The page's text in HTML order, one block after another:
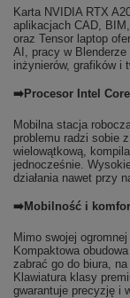
Karta NVIDIA RTX
aplikacjach CAD,
oraz Tensor laptop
AI, pracy w
inżynierów, grafików i
➡️Procesor Intel
Mobilna stacja
problemu radzi sobie
wielowątkową,
jednocześnie.
działania nawet przy
➡️Mobilność i
Mimo swojej
Kompaktowa
zabrać go do biura,
Klawiatura klasy
gwarantuje precyzję i